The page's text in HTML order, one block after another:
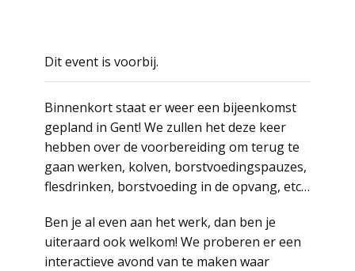
Dit event is voorbij.
Binnenkort staat er weer een bijeenkomst
gepland in Gent! We zullen het deze keer
hebben over de voorbereiding om terug te
gaan werken, kolven, borstvoedingspauzes,
flesdrinken, borstvoeding in de opvang, etc…
Ben je al even aan het werk, dan ben je
uiteraard ook welkom! We proberen er een
interactieve avond van te maken waar